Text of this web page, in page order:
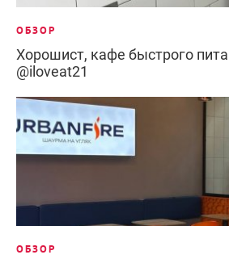
ОБЗОР
Хорошист, кафе быстрого
@iloveat21
ОБЗОР